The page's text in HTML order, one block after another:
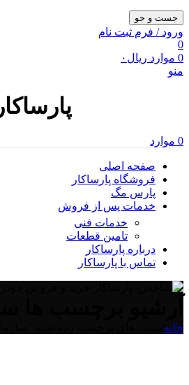
جست و جو
ورود / فرم ثبت نام
0
0 موارد ریال ۰
منو
پارساکار
0 موارد
صفحه اصلی
فروشگاه پارساکار
پارس مگ
خدمات پس از فروش
خدمات فنی
تامین قطعات
درباره پارساکار
تماس با پارساکار
خانه